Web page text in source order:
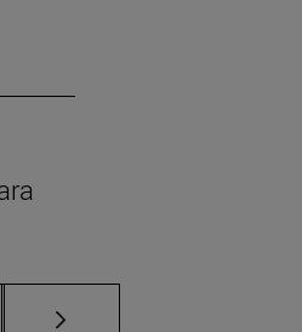
Use TAB para desplazarse.